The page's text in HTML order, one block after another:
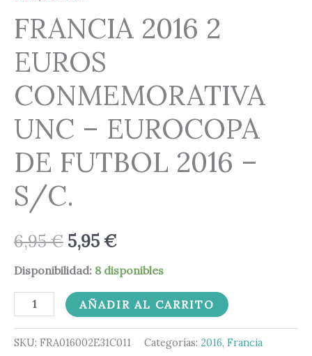
FRANCIA 2016 2
EUROS
CONMEMORATIVA
UNC – EUROCOPA
DE FUTBOL 2016 –
S/C.
6,95€ 5,95€
Disponibilidad: 8 disponibles
FUTBOL
2016
-
S/C.
AÑADIR AL CARRITO
SKU: FRA016002E31C011 Categorías: 2016, Francia